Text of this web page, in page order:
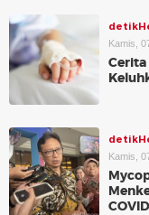
Kamis,
Cerita
Kamis,